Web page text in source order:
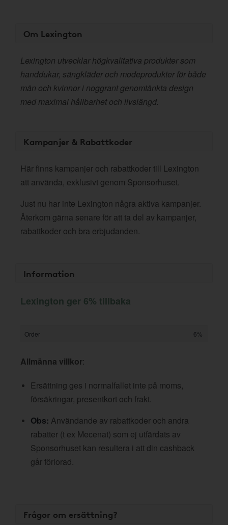
Om Lexington
Lexington utvecklar högkvalitativa produkter som
handdukar, sängkläder och modeprodukter för både
män och kvinnor i noggrant genomtänkta design
med maximal hållbarhet och livslängd.
Kampanjer & Rabattkoder
Här finns kampanjer och rabattkoder till Lexington
att använda, exklusivt genom Sponsorhuset.
Just nu har inte Lexington några aktiva kampanjer.
Återkom gärna senare för att ta del av kampanjer,
rabattkoder och bra erbjudanden.
Information
Lexington ger 6% tillbaka
Order 6%
Allmänna villkor:
Ersättning ges i normalfallet inte på moms,
försäkringar, presentkort och frakt.
Obs: Användande av rabattkoder och andra
rabatter (t ex Mecenat) som ej utfärdats av
Sponsorhuset kan resultera i att din cashback
går förlorad.
Frågor om ersättning?